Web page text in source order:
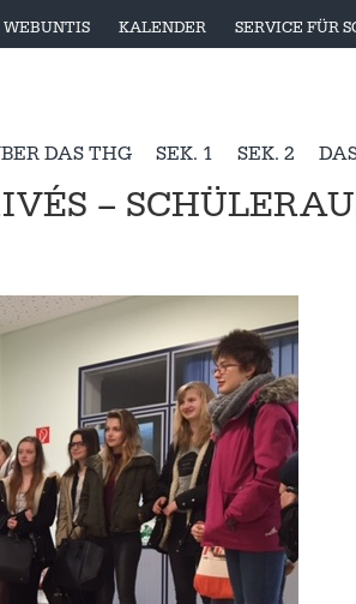
WEBUNTIS KALENDER SERVICE FÜR
DAS THG SEK. 1 SEK. 2
–